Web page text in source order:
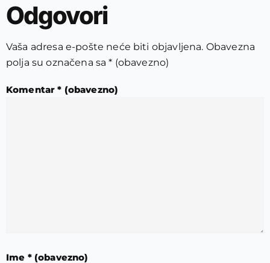
Odgovori
Vaša adresa e-pošte neće biti objavljena. Obavezna
polja su označena sa* (obavezno)
Komentar* (obavezno)
Ime * (obavezno)